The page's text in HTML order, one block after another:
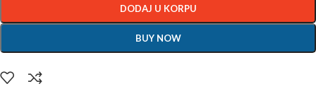
DODAJ U KORPU
BUY NOW